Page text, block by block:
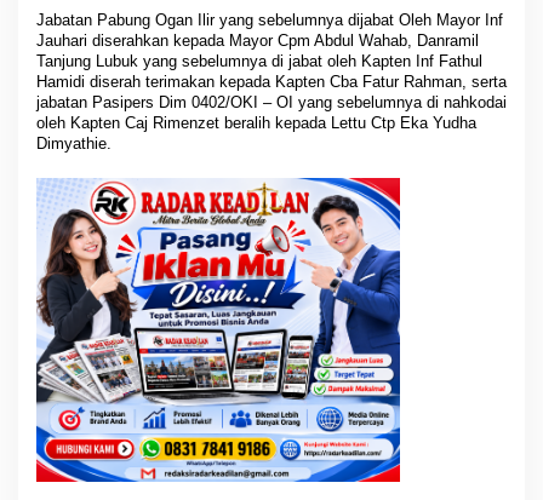
a
t
i
n
i
Jabatan Pabung Ogan Ilir yang sebelumnya dijabat Oleh Mayor Inf
Jauhari diserahkan kepada Mayor Cpm Abdul Wahab, Danramil
Tanjung Lubuk yang sebelumnya di jabat oleh Kapten Inf Fathul
Hamidi diserah terimakan kepada Kapten Cba Fatur Rahman, serta
jabatan Pasipers Dim 0402/OKI – OI yang sebelumnya di nahkodai
oleh Kapten Caj Rimenzet beralih kepada Lettu Ctp Eka Yudha
Dimyathie.